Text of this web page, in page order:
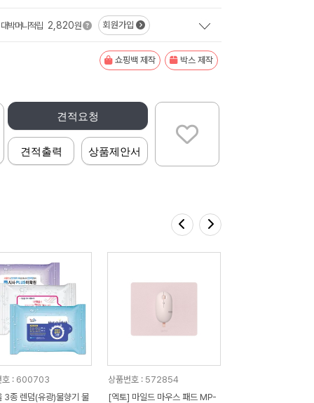
대박머니적립 2,820원 회원가입
쇼핑백 제작 박스 제작
견적요청
견적출력 상품제안서
호 : 600703
3종 렌덤(유광)물향기 물
상품번호 : 572854
[엑토] 마일드 마우스 패드 MP-